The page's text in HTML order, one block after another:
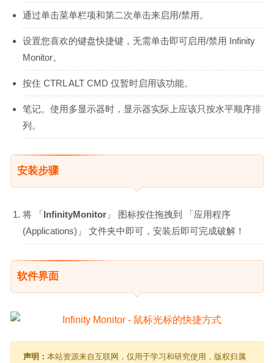
通过单击菜单栏项和第二次单击来启用/禁用。
设置您喜欢的键盘快捷键，无需单击即可启用/禁用 Infinity
Monitor。
按住 CTRL ALT CMD 仅暂时启用该功能。
笔记。使用多显示器时，显示器实际上应该只按水平顺序排
列。
安装步骤
将 「InfinityMonitor 」 图标按住拖拽到 「应用程序
(Applications)」 文件夹中即可，安装后即可完成破解！
软件界面
声明： 本站资源来自互联网，仅用于学习和研究使用，版权归属